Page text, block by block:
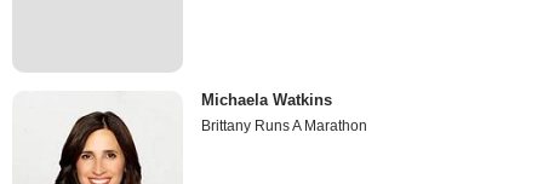
Michaela Watkins
Brittany Runs A Marathon